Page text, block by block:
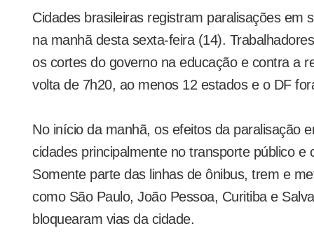
Cidades brasileiras registram paralisações em
na manhã desta sexta-feira (14).
os cortes do governo na educação e contra a
volta de 7h20, ao menos 12 estados e o DF
No início da manhã, os efeitos da paralisação
cidades principalmente no transporte público e
Somente parte das linhas de ônibus, trem e
como São Paulo, João Pessoa, Curitiba e
bloquearam vias da cidade.